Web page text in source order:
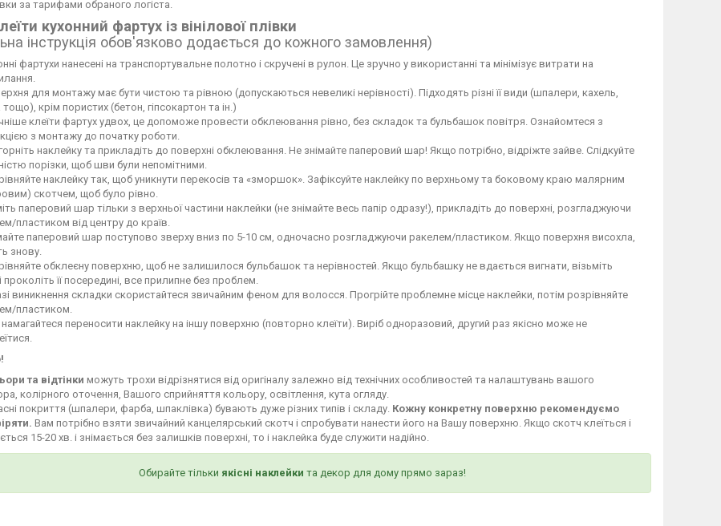
за тарифами обраного логіста.
кухонний фартух із вінілової плівки
інструкція обов'язково додається до кожного замовлення)
фартухи нанесені на транспортувальне полотно і скручені в рулон. Це зручно у використанні та мінімізує витрати на
для монтажу має бути чистою та рівною (допускаються невеликі нерівності). Підходять різні її види (шпалери, кахель,
крім пористих (бетон, гіпсокартон та ін.)
клеїти фартух удвох, це допоможе провести обклеювання рівно, без складок та бульбашок повітря. Ознайомтеся з
з монтажу до початку роботи.
наклейку та прикладіть до поверхні обклеювання. Не знімайте паперовий шар! Якщо потрібно, відріжте зайве. Слідкуйте
порізки, щоб шви були непомітними.
наклейку так, щоб уникнути перекосів та «зморшок». Зафіксуйте наклейку по верхньому та боковому краю малярним
скотчем, щоб було рівно.
паперовий шар тільки з верхньої частини наклейки (не знімайте весь папір одразу!), прикладіть до поверхні, розгладжуючи
пластиком від центру до країв.
паперовий шар поступово зверху вниз по 5-10 см, одночасно розгладжуючи ракелем/пластиком. Якщо поверхня висохла,
знову.
обклеєну поверхню, щоб не залишилося бульбашок та нерівностей. Якщо бульбашку не вдається вигнати, візьміть
проколіть її посередині, все прилипне без проблем.
виникнення складки скористайтеся звичайним феном для волосся. Прогрійте проблемне місце наклейки, потім розрівняйте
пластиком.
переносити наклейку на іншу поверхню (повторно клеїти). Виріб одноразовий, другий раз якісно може не
та відтінки можуть трохи відрізнятися від оригіналу залежно від технічних особливостей та налаштувань вашого
колірного оточення, Вашого сприйняття кольору, освітлення, кута огляду.
покриття (шпалери, фарба, шпаклівка) бувають дуже різних типів і складу. Кожну конкретну поверхню рекомендуємо
Вам потрібно взяти звичайний канцелярський скотч і спробувати нанести його на Вашу поверхню. Якщо скотч клеїться і
15-20 хв. і знімається без залишків поверхні, то і наклейка буде служити надійно.
Обирайте тільки якісні наклейки та декор для дому прямо зараз!